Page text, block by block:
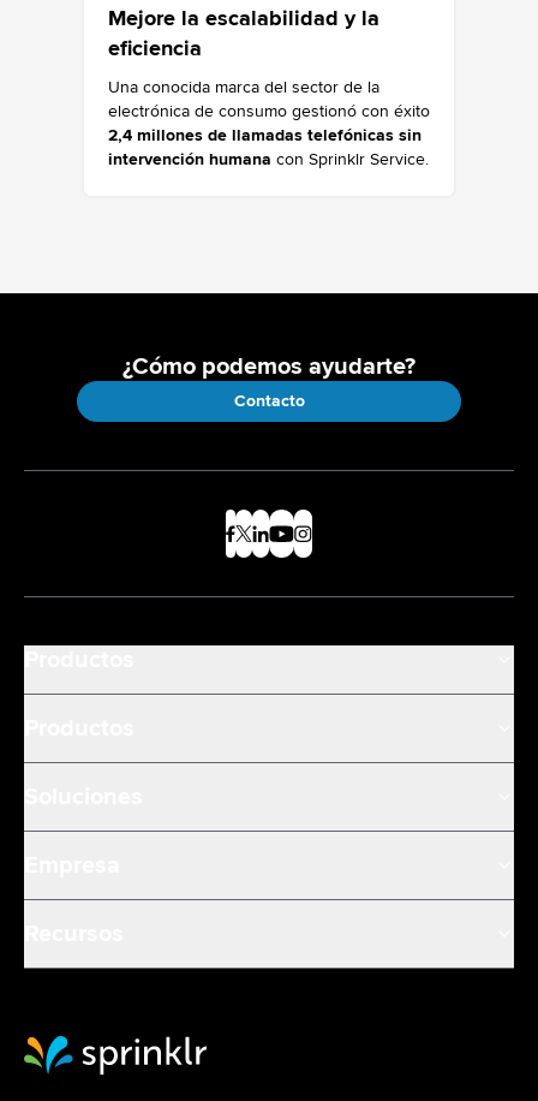
Mejore la escalabilidad y la
eficiencia
Una conocida marca del sector de la
electrónica de consumo gestionó con éxito
2,4 millones de llamadas telefónicas sin
intervención humana con Sprinklr Service.
¿Cómo podemos ayudarte?
Contacto